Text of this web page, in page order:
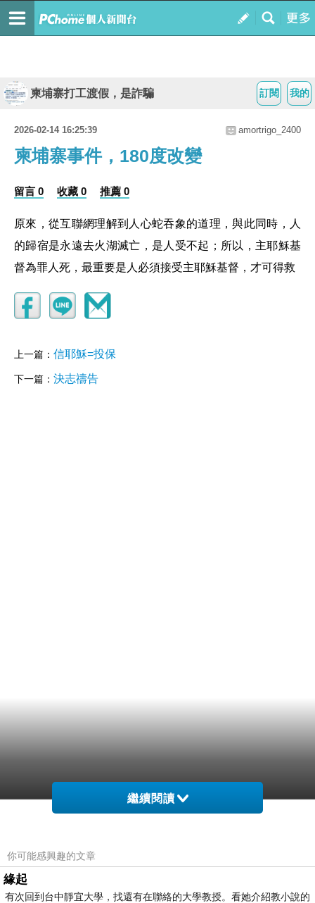
我的
訂閱
柬埔寨打工渡假，是詐騙
2026-02-14 16:25:39 amortrigo_2400
柬埔寨事件，180度改變
留言 0 收藏 0 推薦 0
原來，從互聯網理解到人心蛇吞象的道理，與此同時，人
的歸宿是永遠去火湖滅亡，是人受不起；所以，主耶穌基
督為罪人死，最重要是人必須接受主耶穌基督，才可得救
上一篇： 信耶穌=投保
下一篇： 決志禱告
繼續閱讀
你可能感興趣的文章
緣起
有次回到台中靜宜大學，找還有在聯絡的大學教授。看她介紹教小說的